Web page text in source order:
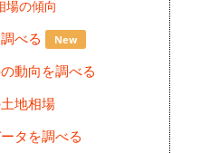
場の傾向
べる New
動向を調べる
地相場
タを調べる